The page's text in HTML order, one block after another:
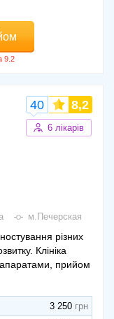
40 8,2
6 лікарів
м.Печерская
різних
Клініка
прийом
3 250